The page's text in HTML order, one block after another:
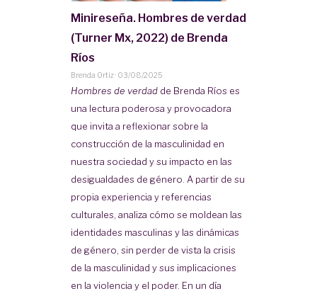
Minireseña. Hombres de verdad
(Turner Mx, 2022) de Brenda
Ríos
Brenda Ortiz · 03/08/2025
Hombres de verdadde Brenda Ríos es
una lectura poderosa y provocadora
que invita a reflexionar sobre la
construcción de la masculinidad en
nuestra sociedad y su impacto en las
desigualdades de género. A partir de su
propia experiencia y referencias
culturales, analiza cómo se moldean las
identidades masculinas y las dinámicas
de género, sin perder de vista la crisis
de la masculinidad y sus implicaciones
en la violencia y el poder. En un día